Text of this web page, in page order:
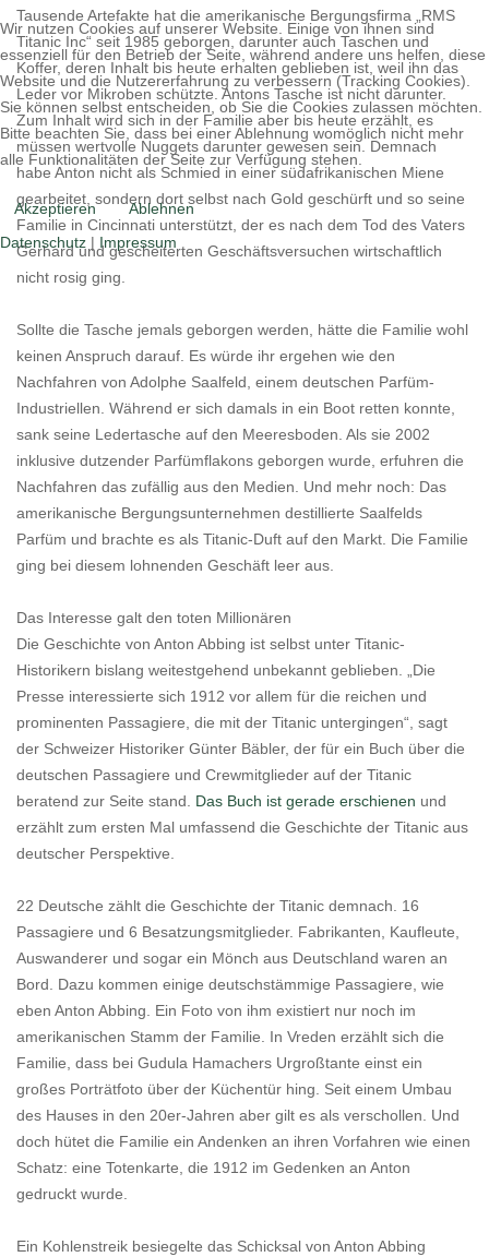
Tausende Artefakte hat die amerikanische Bergungsfirma „RMS
Titanic Inc“ seit 1985 geborgen, darunter auch Taschen und
Koffer, deren Inhalt bis heute erhalten geblieben ist, weil ihn das
Leder vor Mikroben schützte. Antons Tasche ist nicht darunter.
Zum Inhalt wird sich in der Familie aber bis heute erzählt, es
müssen wertvolle Nuggets darunter gewesen sein. Demnach
habe Anton nicht als Schmied in einer südafrikanischen Miene
gearbeitet, sondern dort selbst nach Gold geschürft und so seine
Familie in Cincinnati unterstützt, der es nach dem Tod des Vaters
Gerhard und gescheiterten Geschäftsversuchen wirtschaftlich
nicht rosig ging.
Sollte die Tasche jemals geborgen werden, hätte die Familie wohl
keinen Anspruch darauf. Es würde ihr ergehen wie den
Nachfahren von Adolphe Saalfeld, einem deutschen Parfüm-
Industriellen. Während er sich damals in ein Boot retten konnte,
sank seine Ledertasche auf den Meeresboden. Als sie 2002
inklusive dutzender Parfümflakons geborgen wurde, erfuhren die
Nachfahren das zufällig aus den Medien. Und mehr noch: Das
amerikanische Bergungsunternehmen destillierte Saalfelds
Parfüm und brachte es als Titanic-Duft auf den Markt. Die Familie
ging bei diesem lohnenden Geschäft leer aus.
Das Interesse galt den toten Millionären
Die Geschichte von Anton Abbing ist selbst unter Titanic-
Historikern bislang weitestgehend unbekannt geblieben. „Die
Presse interessierte sich 1912 vor allem für die reichen und
prominenten Passagiere, die mit der Titanic untergingen“, sagt
der Schweizer Historiker Günter Bäbler, der für ein Buch über die
deutschen Passagiere und Crewmitglieder auf der Titanic
beratend zur Seite stand. Das Buch ist gerade erschienen und
erzählt zum ersten Mal umfassend die Geschichte der Titanic aus
deutscher Perspektive.
22 Deutsche zählt die Geschichte der Titanic demnach. 16
Passagiere und 6 Besatzungsmitglieder. Fabrikanten, Kaufleute,
Auswanderer und sogar ein Mönch aus Deutschland waren an
Bord. Dazu kommen einige deutschstämmige Passagiere, wie
eben Anton Abbing. Ein Foto von ihm existiert nur noch im
amerikanischen Stamm der Familie. In Vreden erzählt sich die
Familie, dass bei Gudula Hamachers Urgroßtante einst ein
großes Porträtfoto über der Küchentür hing. Seit einem Umbau
des Hauses in den 20er-Jahren aber gilt es als verschollen. Und
doch hütet die Familie ein Andenken an ihren Vorfahren wie einen
Schatz: eine Totenkarte, die 1912 im Gedenken an Anton
gedruckt wurde.
Ein Kohlenstreik besiegelte das Schicksal von Anton Abbing
Wir nutzen Cookies auf unserer Website. Einige von ihnen sind
essenziell für den Betrieb der Seite, während andere uns helfen, diese
Website und die Nutzererfahrung zu verbessern (Tracking Cookies).
Sie können selbst entscheiden, ob Sie die Cookies zulassen möchten.
Bitte beachten Sie, dass bei einer Ablehnung womöglich nicht mehr
alle Funktionalitäten der Seite zur Verfügung stehen.
Akzeptieren
Ablehnen
Datenschutz | Impressum